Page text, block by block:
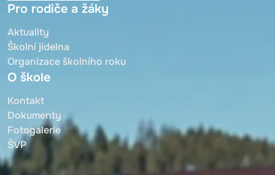
Pro rodiče a žáky
Aktuality
Školní jídelna
Organizace školního roku
O škole
Kontakt
Dokumenty
Fotogalerie
ŠVP